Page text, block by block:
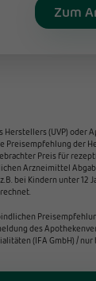
Zum
(UVP) oder
Preisempfehlung der
Preis für
Arzneimittel
bei Kindern unter 12
des
(IFA GmbH) /